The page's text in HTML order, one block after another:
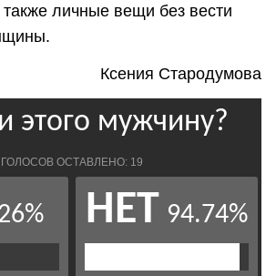
также личные вещи без вести
Ксения Стародумова